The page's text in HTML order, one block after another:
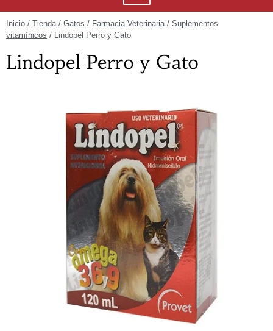
Inicio / Tienda/ Gatos / Farmacia Veterinaria/ Suplementos
vitamínicos / Lindopel Perro y Gato
Lindopel Perro y Gato